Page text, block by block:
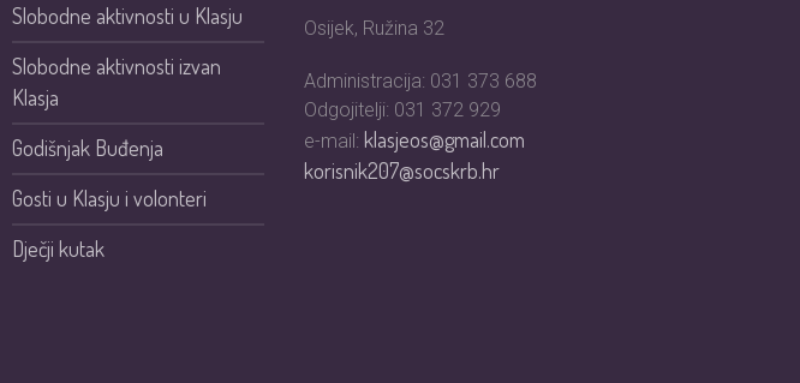
Slobodne aktivnosti u Klasju
Slobodne aktivnosti izvan
Klasja
Godišnjak Buđenja
Gosti u Klasju i volonteri
Dječji kutak
Osijek, Ružina 32
Administracija: 031 373 688
Odgojitelji: 031 372 929
e-mail: klasjeos@gmail.com
korisnik207@socskrb.hr